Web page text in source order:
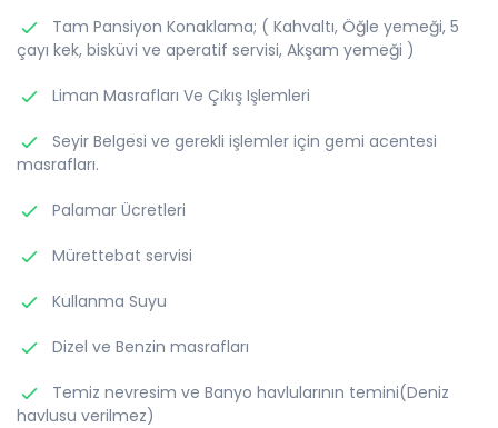
Tam Pansiyon Konaklama; ( Kahvaltı, Öğle yemeği, 5
çayı kek, bisküvi ve aperatif servisi, Akşam yemeği )
Liman Masrafları Ve Çıkış Işlemleri
Seyir Belgesi ve gerekli işlemler için gemi acentesi
masrafları.
Palamar Ücretleri
Mürettebat servisi
Kullanma Suyu
Dizel ve Benzin masrafları
Temiz nevresim ve Banyo havlularının temini(Deniz
havlusu verilmez)